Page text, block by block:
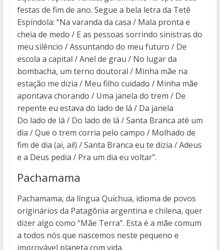
festas de fim de ano. Segue a bela letra da Tetê
Espíndola: “Na varanda da casa / Mala pronta e
cheia de medo / E as pessoas sorrindo sinistras do
meu silêncio / Assuntando do meu futuro / De
escola a capital / Anel de grau / No lugar da
bombacha, um terno doutoral / Minha mãe na
estação me dizia / Meu filho cuidado / Minha mãe
apontava chorando / Uma janela do trem / De
repente eu estava do lado de lá / Da janela
Do lado de lá / Do lado de lá / Santa Branca até um
dia / Que o trem corria pelo campo / Molhado de
fim de dia (ai, ai!) / Santa Branca eu te dizia / Adeus
e a Deus pedia / Pra um dia eu voltar”.
Pachamama
Pachamama, da língua Quíchua, idioma de povos
originários da Patagônia argentina e chilena, quer
dizer algo como “Mãe Terra”. Esta é a mãe comum
a todos nós que nascemos neste pequeno e
improvável planeta com vida.